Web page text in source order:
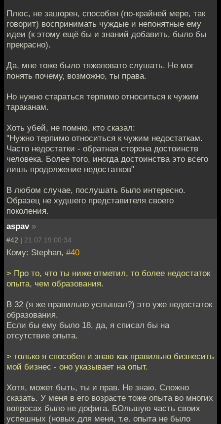
Плюс, не зашорен, способен (по-крайней мере, так
говорит) воспринимать чуждые и непонятные ему
идеи (к этому ещё бы и знаний добавить, было бы
прекрасно).
Да, мне тоже было тяжеловато слушать. Не мог
понять почему, возможно, ты права.
Но нужно стараться терпимо относиться к чужим
тараканам.
Хоть убей, не помню, кто сказал:
"Нужно терпимо относиться к чужим недостаткам.
Часто недостатки - обратная сторона достоинств
человека. Более того, иногда достоинства это всего
лишь продолжение недостатков"
В любом случае, послушать было интересно.
Образец не худшего представителя своего
поколения.
aspav »
#42 | 21.07.19 00:34
Кому: Stephan, #40
> Про то, что ты ниже отметил, то более недостаток
опыта, чем образования.
В 32 (я же правильно услышал?) это уже недостаток
образования.
Если бы ему было 18, да, я списал бы на
отсутствие опыта.
> только я способен и знаю как правильно бизнесить
мой бизнес - оно указывает на опыт.
Хотя, может быть, ты и прав. Не знаю. Сложно
сказать. У меня в его возрасте тоже опыта во многих
вопросах было не дофига. БОльшую часть своих
успешных (новых для меня, т.е. опыта не было